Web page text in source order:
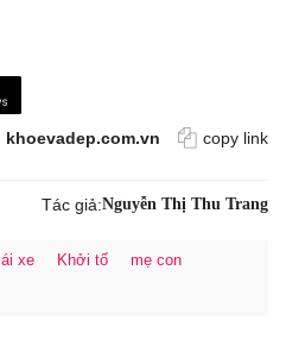
khoevadep.com.vn copy link
Tác giả:Nguyễn Thị Thu Trang
lái xe Khởi tố
mẹ con